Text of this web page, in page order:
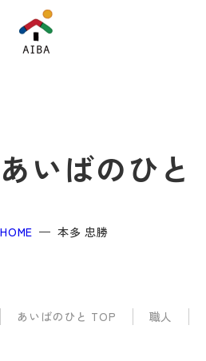
あいばのひと
HOME 本多 忠勝
あいばのひと TOP 職人